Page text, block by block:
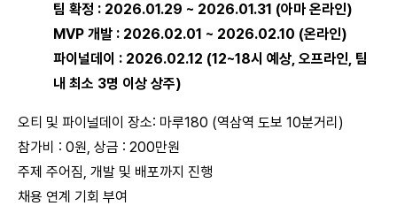
팀 확정 : 2026.01.29 ~ 2026.01.31 (아마 온라인)
MVP 개발 : 2026.02.01 ~ 2026.02.10 (온라인)
파이널데이 : 2026.02.12 (12~18시 예상, 오프라인, 팀
내 최소 3명 이상 상주)
오티 및 파이널데이 장소: 마루180 (역삼역 도보 10분거리)
참가비 : 0원, 상금 : 200만원
주제 주어짐, 개발 및 배포까지 진행
채용 연계 기회 부여